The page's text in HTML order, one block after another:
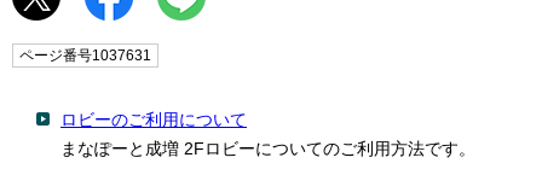
ページ番号1037631
ロビーのご利用について
まなぽーと成増 2Fロビーについてのご利用方法です。